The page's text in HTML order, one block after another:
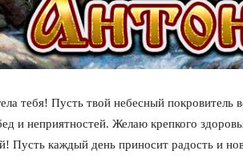
ПОДПИСАТЬСЯ СЕЙЧАС
тебя! Пусть твой небесный покровитель
и неприятностей. Желаю крепкого
Пусть каждый день приносит радость и